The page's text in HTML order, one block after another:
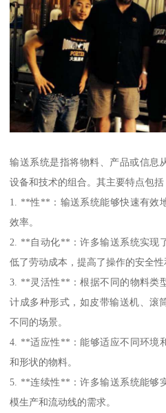
输送系统是指将物料、产品或信息
设备和技术的组合。其主要特点包括
1. **性**：输送系统能够快速有效
效率。
2. **自动化**：许多输送系统实现
低了劳动成本，提高了操作的安全性
3. **灵活性**：根据不同的物料类
计成多种形式，如皮带输送机、滚
不同的场景。
4. **适应性**：能够适应不同环境
和形状的物料。
5. **连续性**：许多输送系统能够
模生产和流动线的需求。